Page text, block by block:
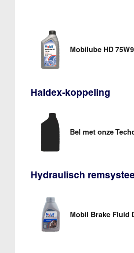
Mobilube HD
Haldex-koppeling
Bel met onze
Hydraulisch
Mobil Brake Fluid